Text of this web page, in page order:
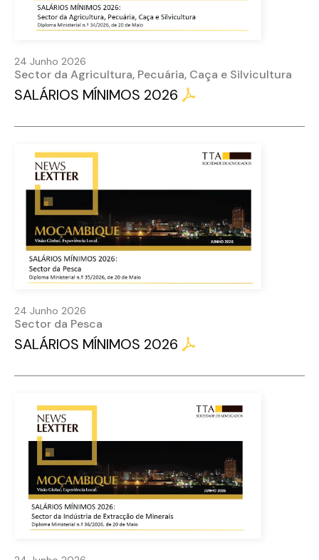
24 Junho 2026
Sector da Agricultura, Pecuária, Caça e Silvicultura
SALÁRIOS MÍNIMOS 2026
24 Junho 2026
Sector da Pesca
SALÁRIOS MÍNIMOS 2026